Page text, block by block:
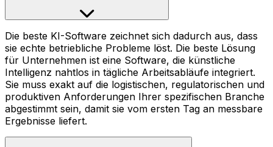
Die beste KI-Software zeichnet sich dadurch aus, dass
sie echte betriebliche Probleme löst. Die beste Lösung
für Unternehmen ist eine Software, die künstliche
Intelligenz nahtlos in tägliche Arbeitsabläufe integriert.
Sie muss exakt auf die logistischen, regulatorischen und
produktiven Anforderungen Ihrer spezifischen Branche
abgestimmt sein, damit sie vom ersten Tag an messbare
Ergebnisse liefert.